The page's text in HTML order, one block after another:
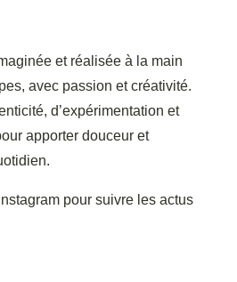
et réalisée à la main
avec passion et créativité.
d’expérimentation et
apporter douceur et
pour suivre les actus